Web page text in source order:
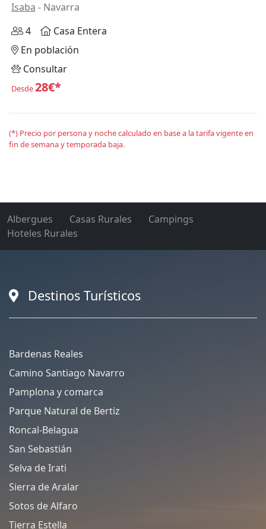
Isaba - Navarra
4
Casa Entera
En población
Consultar
Desde28€*
(*) Precio por persona y noche calculado en base a la tarifa vigente en
fin de semana y temporada baja.
Albergues Casas Rurales
Campings
Hoteles Rurales
Destinos Turísticos
Bardenas Reales
Camino Santiago Navarro
Pamplona y comarca
Parque Natural de Bertiz
Roncal-Belagua
San Sebastián
Selva de Irati
Sierra de Aralar
Sotos de Alfaro
Tierra Estella